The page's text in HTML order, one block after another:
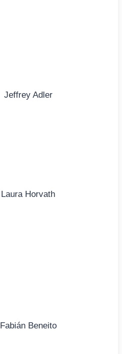
Jeffrey Adler
Laura Horvath
Fabián Beneito